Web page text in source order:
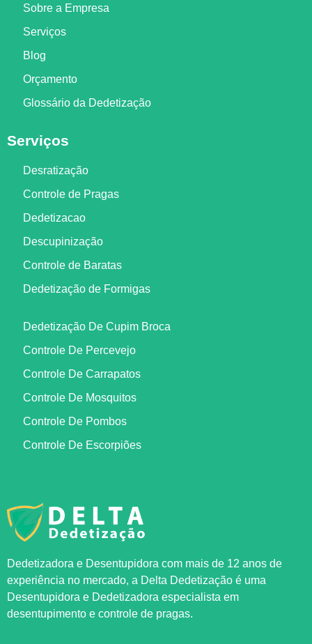
Dedetizadora e Desentupidora com mais de 12 anos de
experiência no mercado, a Delta Dedetização é uma
Desentupidora e Dedetizadora especialista em
desentupimento e controle de pragas.
Sobre a Empresa
Serviços
Blog
Orçamento
Glossário da Dedetização
Serviços
Desratização
Controle de Pragas
Dedetizacao
Descupinização
Controle de Baratas
Dedetização de Formigas
Dedetização De Cupim Broca
Controle De Percevejo
Controle De Carrapatos
Controle De Mosquitos
Controle De Pombos
Controle De Escorpiões